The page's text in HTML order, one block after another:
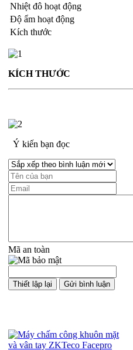
Nhiệt đô hoạt động
Độ ẩm hoạt động
Kích thước
KÍCH THƯỚC
Ý kiến bạn đọc
Mã an toàn